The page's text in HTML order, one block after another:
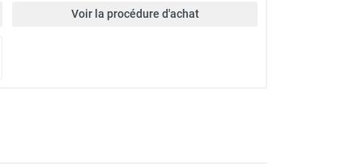
Voir la procédure d'achat